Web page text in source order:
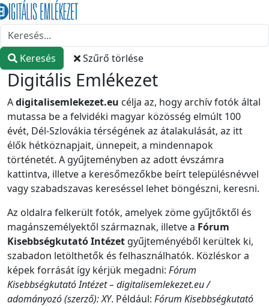
Keresés Szűrő törlése
Digitális Emlékezet
Adigitalisemlekezet.eu célja az, hogy archív fotók által
mutassa be a felvidéki magyar közösség elmúlt 100
évét, Dél-Szlovákia térségének az átalakulását, az itt
élők hétköznapjait, ünnepeit, a mindennapok
történetét. A gyűjteményben az adott évszámra
kattintva, illetve a keresőmezőkbe beírt településnévvel
vagy szabadszavas kereséssel lehet böngészni, keresni.
Az oldalra felkerült fotók, amelyek zöme gyűjtőktől és
magánszemélyektől származnak, illetve a Fórum
Kisebbségkutató Intézet gyűjteményéből kerültek ki,
szabadon letölthetők és felhasználhatók. Közléskor a
képek forrását így kérjük megadni: Fórum
Kisebbségkutató Intézet – digitalisemlekezet.eu /
adományozó (szerző): XY. Például: Fórum Kisebbségkutató